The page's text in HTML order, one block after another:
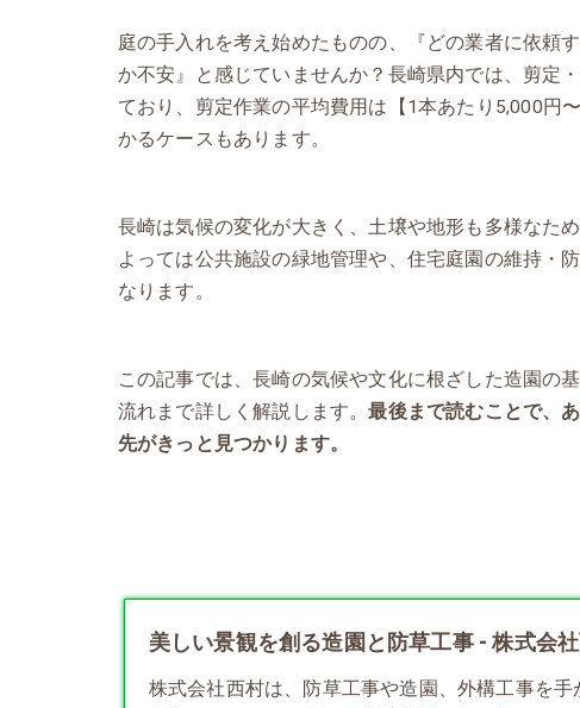
庭の手入れを考え始めたものの、『どの業者に依頼
か不安』と感じていませんか？長崎県内では、剪定
ており、剪定作業の平均費用は【1本あたり5,000円
かるケースもあります。
長崎は気候の変化が大きく、土壌や地形も多様なた
よっては公共施設の緑地管理や、住宅庭園の維持・
なります。
この記事では、長崎の気候や文化に根ざした造園の
流れまで詳しく解説します。最後まで読むことで、
先がきっと見つかります。
美しい景観を創る造園と防草工事 - 株式会
株式会社西村は、防草工事や造園 、外構工事を